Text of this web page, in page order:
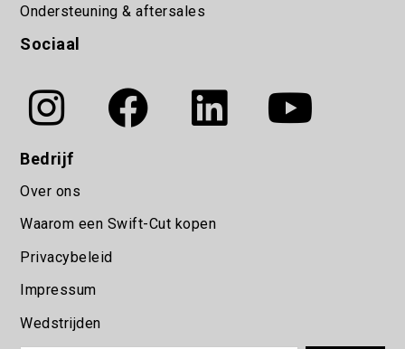
Ondersteuning & aftersales
Sociaal
Bedrijf
Over ons
Waarom een Swift-Cut kopen
Privacybeleid
Impressum
Wedstrijden